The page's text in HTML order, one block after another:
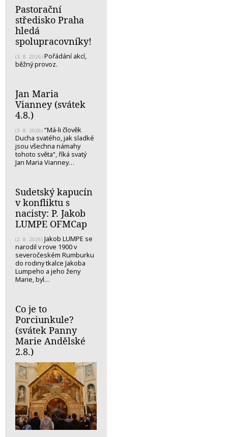
Pastorační
středisko Praha
hledá
spolupracovníky!
(3. 8. 2026) Pořádání akcí,
běžný provoz.
Jan Maria
Vianney (svátek
4.8.)
(3. 8. 2026) “Má-li člověk
Ducha svatého, jak sladké
jsou všechna námahy
tohoto světa“, říká svatý
Jan Maria Vianney…
Sudetský kapucín
v konfliktu s
nacisty: P. Jakob
LUMPE OFMCap
(2. 8. 2026) Jakob LUMPE se
narodil v rove 1900 v
severočeském Rumburku
do rodiny tkalce Jakoba
Lumpeho a jeho ženy
Marie, byl…
Co je to
Porciunkule?
(svátek Panny
Marie Andělské
2.8.)